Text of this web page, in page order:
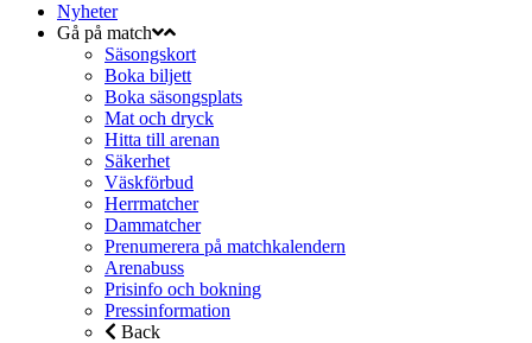
Nyheter
Gå på match
Säsongskort
Boka biljett
Boka säsongsplats
Mat och dryck
Hitta till arenan
Säkerhet
Väskförbud
Herrmatcher
Dammatcher
Prenumerera på matchkalendern
Arenabuss
Prisinfo och bokning
Pressinformation
Back